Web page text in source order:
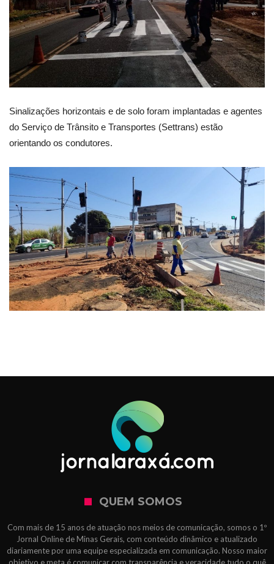
Sinalizações horizontais e de solo foram implantadas e agentes
do Serviço de Trânsito e Transportes (Settrans) estão
orientando os condutores.
QUEM SOMOS
Com mais de 15 anos de atuação nos meios de comunicação, somos o 1º
Jornal Online de Minas Gerais, com conteúdo dinâmico e atualizado
diariamente por uma equipe especializada em comunicação. Nosso maior
objetivo e meta é comunicar com transparência e veracidade tudo o quê